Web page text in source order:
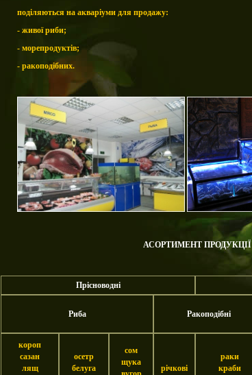
поділяються на акваріуми для продажу:
- живої риби;
- морепродуктів;
- ракоподібних.
АСОРТИМЕНТ ПРОДУКЦІЇ
Прісноводні
Риба Ракоподібні
короп
сазан
лящ
осетр
белуга
сом
щука
річкові
раки
краби